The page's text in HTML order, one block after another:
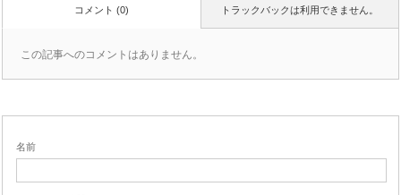
トラックバックは利用できません。
コメント (0)
この記事へのコメントはありません。
名前